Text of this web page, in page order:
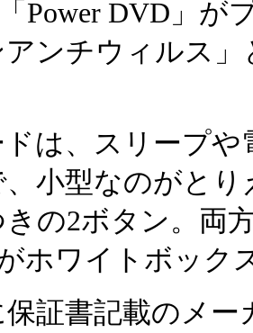
Power DVD」が
アンチウィルス
は、スリープや
、小型なのがと
の2ボタン。両
ホワイトボック
証書記載のメー